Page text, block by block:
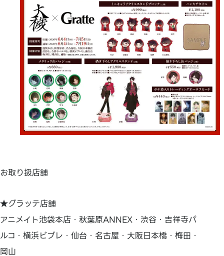
お取り扱店舗
★グラッテ店舗
アニメイト池袋本店・秋葉原ANNEX・渋谷・吉祥寺パ
ルコ・横浜ビブレ・仙台・名古屋・大阪日本橋・梅田・
岡山